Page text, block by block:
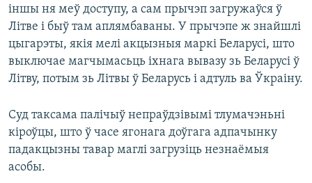
іншы ня меў доступу, а сам прычэп загружаўся ў
Літве і быў там аплямбаваны. У прычэпе ж знайшлі
цыгарэты, якія мелі акцызныя маркі Беларусі, што
выключае магчымасьць іхнага вывазу зь Беларусі ў
Літву, потым зь Літвы ў Беларусь і адтуль ва Ўкраіну.
Суд таксама палічыў непраўдзівымі тлумачэньні
кіроўцы, што ў часе ягонага доўгага адпачынку
падакцызны тавар маглі загрузіць незнаёмыя
асобы.